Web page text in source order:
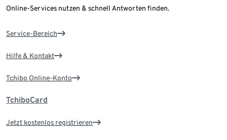
Online-Services nutzen & schnell Antworten finden.
Service-Bereich
Hilfe & Kontakt
Tchibo Online-Konto
TchiboCard
Jetzt kostenlos registrieren